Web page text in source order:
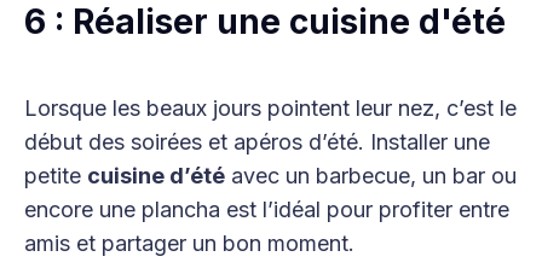
6 : Réaliser une cuisine d'été
Lorsque les beaux jours pointent leur nez, c’est le
début des soirées et apéros d’été. Installer une
petite cuisine d’été avec un barbecue, un bar ou
encore une plancha est l’idéal pour profiter entre
amis et partager un bon moment.